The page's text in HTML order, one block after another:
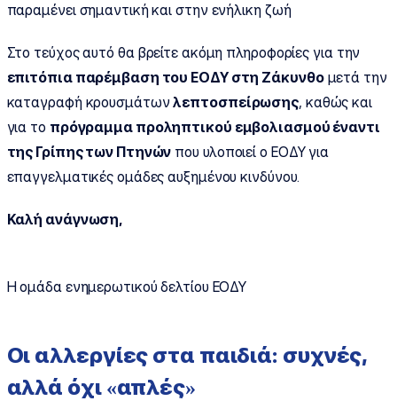
παραμένει σημαντική και στην ενήλικη ζωή
Στο τεύχος αυτό θα βρείτε ακόμη πληροφορίες για την
επιτόπια παρέμβαση του ΕΟΔΥ στη Ζάκυνθομετά την
καταγραφή κρουσμάτωνλεπτοσπείρωσης, καθώς και
για το πρόγραμμα προληπτικού εμβολιασμού έναντι
της Γρίπης των Πτηνών που υλοποιεί ο ΕΟΔΥ για
επαγγελματικές ομάδες αυξημένου κινδύνου.
Καλή ανάγνωση,
Η ομάδα ενημερωτικού δελτίου ΕΟΔΥ
Οι αλλεργίες στα παιδιά: συχνές,
αλλά όχι «απλές»